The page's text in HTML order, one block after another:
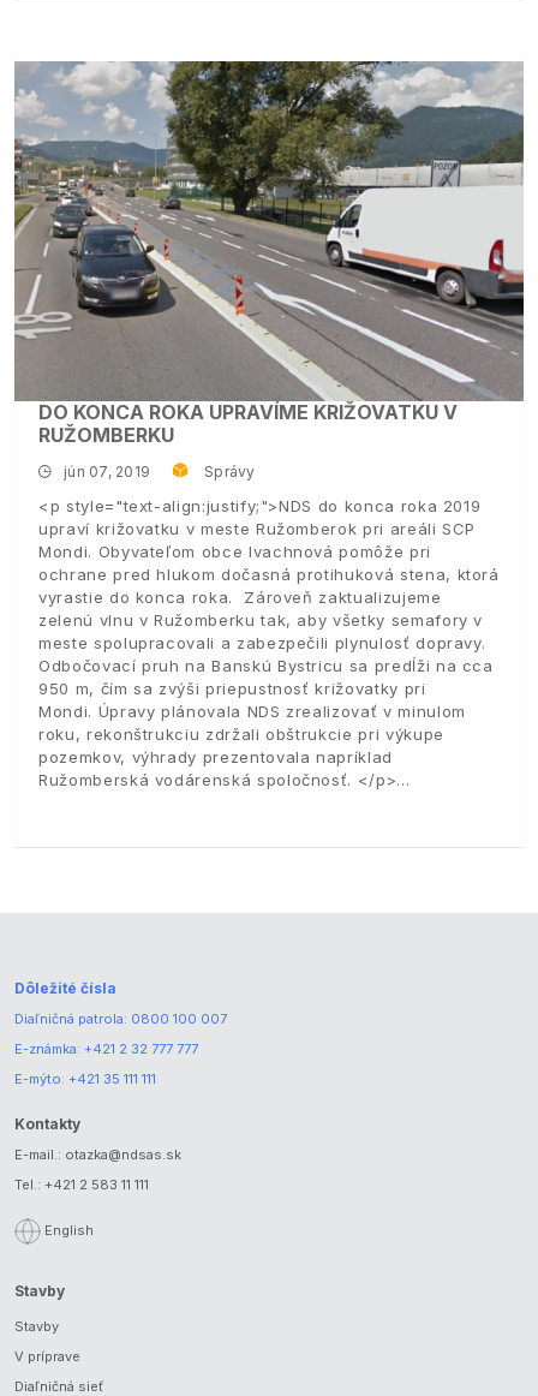
DO KONCA ROKA UPRAVÍME KRIŽOVATKU V
RUŽOMBERKU
jún 07, 2019 Správy
<p style="text-align:justify;">NDS do konca roka 2019
upraví križovatku v meste Ružomberok pri areáli SCP
Mondi. Obyvateľom obce Ivachnová pomôže pri
ochrane pred hlukom dočasná protihuková stena, ktorá
vyrastie do konca roka. Zároveň zaktualizujeme
zelenú vlnu v Ružomberku tak, aby všetky semafory v
meste spolupracovali a zabezpečili plynulosť dopravy.
Odbočovací pruh na Banskú Bystricu sa predĺži na cca
950 m, čím sa zvýši priepustnosť križovatky pri
Mondi. Úpravy plánovala NDS zrealizovať v minulom
roku, rekonštrukciu zdržali obštrukcie pri výkupe
pozemkov, výhrady prezentovala napríklad
Ružomberská vodárenská spoločnosť. </p>
Dôležité čísla
Diaľničná patrola: 0800 100 007
E-známka: +421 2 32 777 777
E-mýto: +421 35 111 111
Kontakty
E-mail.: otazka@ndsas.sk
Tel.: +421 2 583 11 111
English
Stavby
Stavby
V príprave
Diaľničná sieť